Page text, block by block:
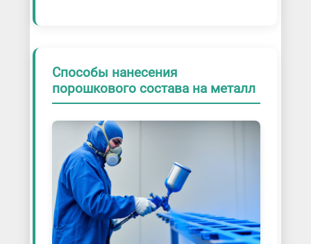
Способы нанесения
порошкового состава на металл